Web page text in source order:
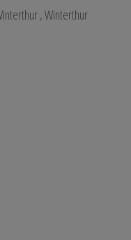
, Winterthur